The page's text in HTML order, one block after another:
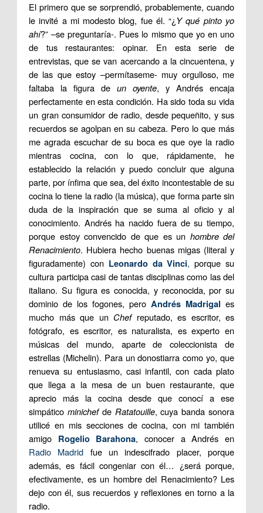
El primero que se sorprendió, probablemente, cuando
le invité a mi modesto blog, fue él. “¿Y qué pinto yo
ahí?” –se preguntaría-. Pues lo mismo que yo en uno
de tus restaurantes: opinar. En esta serie de
entrevistas, que se van acercando a la cincuentena, y
de las que estoy –permítaseme- muy orgulloso, me
faltaba la figura de un oyente, y Andrés encaja
perfectamente en esta condición. Ha sido toda su vida
un gran consumidor de radio, desde pequeñito, y sus
recuerdos se agolpan en su cabeza. Pero lo que más
me agrada escuchar de su boca es que oye la radio
mientras cocina, con lo que, rápidamente, he
establecido la relación y puedo concluir que alguna
parte, por ínfima que sea, del éxito incontestable de su
cocina lo tiene la radio (la música), que forma parte sin
duda de la inspiración que se suma al oficio y al
conocimiento. Andrés ha nacido fuera de su tiempo,
porque estoy convencido de que es un hombre del
Renacimiento. Hubiera hecho buenas migas (literal y
figuradamente) con Leonardo da Vinci, porque su
cultura participa casi de tantas disciplinas como las del
italiano. Su figura es conocida, y reconocida, por su
dominio de los fogones, pero Andrés Madrigal es
mucho más que un Chefreputado, es escritor, es
fotógrafo, es escritor, es naturalista, es experto en
músicas del mundo, aparte de coleccionista de
estrellas (Michelin). Para un donostiarra como yo, que
renueva su entusiasmo, casi infantil, con cada plato
que llega a la mesa de un buen restaurante, que
aprecio más la cocina desde que conocí a ese
simpático minichefde Ratatouille, cuya banda sonora
utilicé en mis secciones de cocina, con mi también
amigo Rogelio Barahona, conocer a Andrés en
Radio Madrid fue un indescifrado placer, porque
además, es fácil congeniar con él… ¿será porque,
efectivamente, es un hombre del Renacimiento? Les
dejo con él, sus recuerdos y reflexiones en torno a la
radio.